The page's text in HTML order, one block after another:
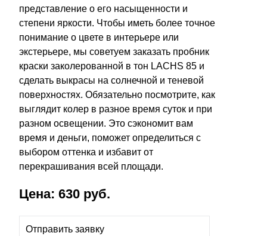
представление о его насыщенности и
степени яркости. Чтобы иметь более точное
понимание о цвете в интерьере или
экстерьере, мы советуем заказать пробник
краски заколерованной в тон LACHS 85 и
сделать выкрасы на солнечной и теневой
поверхностях. Обязательно посмотрите, как
выглядит колер в разное время суток и при
разном освещении. Это сэкономит вам
время и деньги, поможет определиться с
выбором оттенка и избавит от
перекрашивания всей площади.
Цена: 630 руб.
Отправить заявку